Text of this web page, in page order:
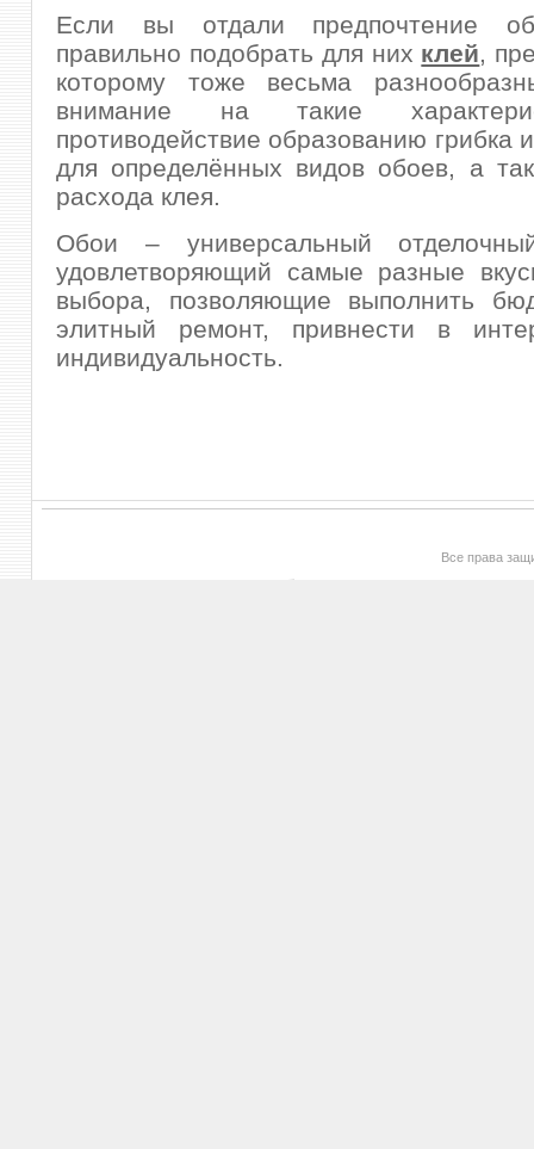
Если вы отдали предпочтение
правильно подобрать для них клей,
которому тоже весьма
внимание на такие
противодействие образованию грибка
для определённых видов обоев, а
расхода клея.
Обои – универсальный
удовлетворяющий самые разные
выбора, позволяющие выполнить
элитный ремонт, привнести в
индивидуальность.
Все права